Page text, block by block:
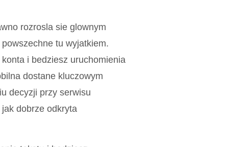
rozrosla sie glownym
tu wyjatkiem.
i bedziesz uruchomienia
dostane kluczowym
decyzji przy serwisu
dobrze odkryta